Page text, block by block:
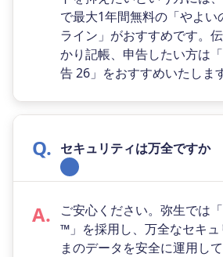
で最大1年間無料の「やよい
ライン」がおすすめです。
かり記帳、申告したい方は
告 26」をおすすめいたします
セキュリティは万全ですか
ご安心ください。弥生では
™」を採用し、万全なセキュ
まのデータを安全に運用し